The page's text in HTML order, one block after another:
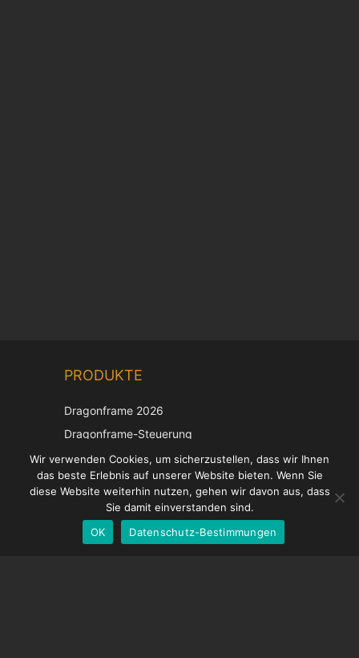
PRODUKTE
Dragonframe 2026
Dragonframe-Steuerung
DDMX-512
DMC-32
EOS LV-Korrekturkappe
Wir verwenden Cookies, um sicherzustellen, dass wir Ihnen
das beste Erlebnis auf unserer Website bieten. Wenn Sie
diese Website weiterhin nutzen, gehen wir davon aus, dass
Sie damit einverstanden sind.
OK
Datenschutz-Bestimmungen
German
English
Spanish
French